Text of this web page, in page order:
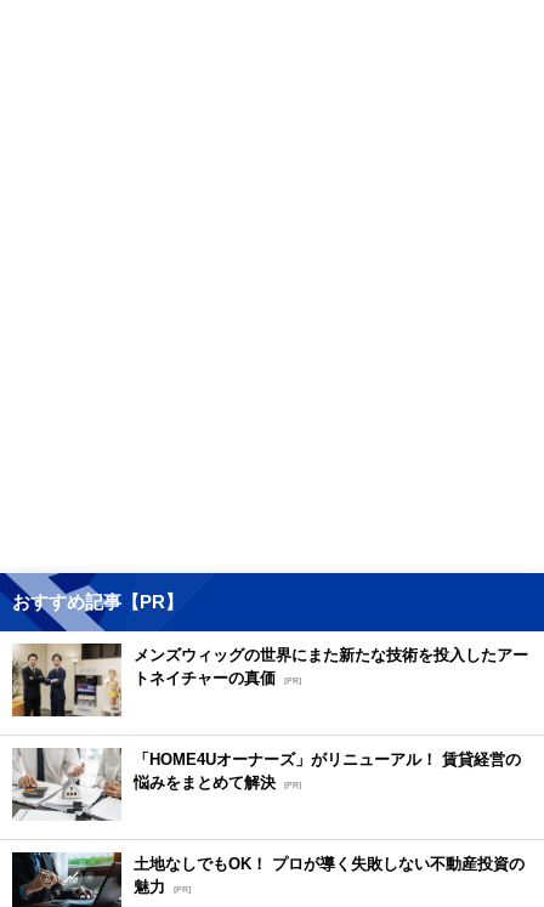
おすすめ記事【PR】
メンズウィッグの世界にまた新たな技術を投入したアー
トネイチャーの真価
[PR]
「HOME4Uオーナーズ」がリニューアル！ 賃貸経営の
悩みをまとめて解決 [PR]
土地なしでもOK！ プロが導く失敗しない不動産投資の
魅力
[PR]